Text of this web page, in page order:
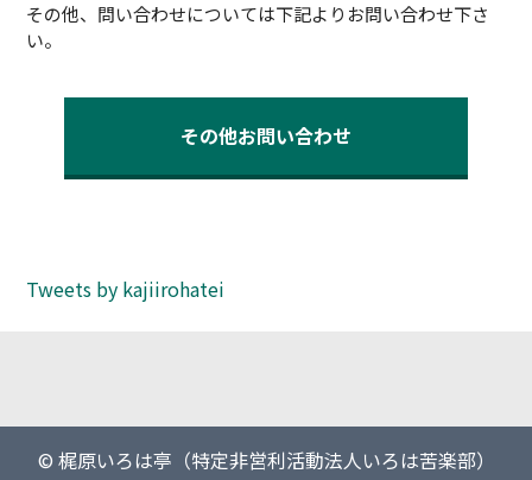
その他、問い合わせについては下記よりお問い合わせ下さ
い。
その他お問い合わせ
Tweets by kajiirohatei
© 梶原いろは亭（特定非営利活動法人いろは苦楽部）